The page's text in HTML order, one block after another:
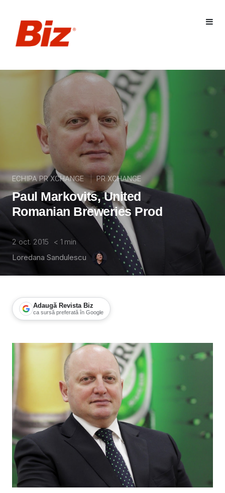
ECHIPA PR XCHANGE PR XCHANGE
Paul Markovits, United
Romanian Breweries Prod
2 oct. 2015 < 1 min
Loredana Sandulescu
Adaugă Revista Biz
ca sursă preferată în Google
Paul Markovits, United Romanian